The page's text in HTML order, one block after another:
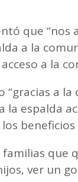
que “nos
a la
a la
a
la espalda
que
ver un